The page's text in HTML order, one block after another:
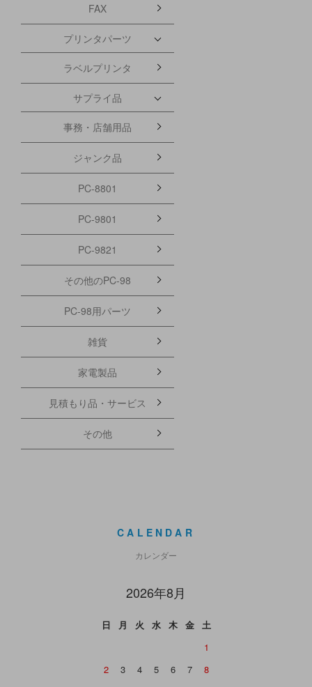
FAX
プリンタパーツ
ラベルプリンタ
サプライ品
事務・店舗用品
ジャンク品
PC-8801
PC-9801
PC-9821
その他のPC-98
PC-98用パーツ
雑貨
家電製品
見積もり品・サービス
その他
CALENDAR
カレンダー
2026年8月
日 月 火 水 木 金
土
1
2
3 4 5 6 7
8